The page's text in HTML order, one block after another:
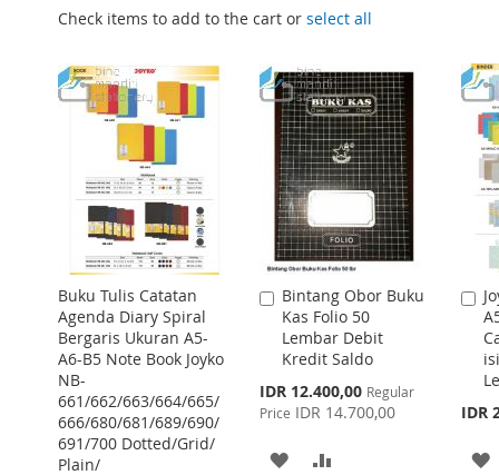
Check items to add to the cart or select all
Buku Tulis Catatan
Agenda Diary Spiral
Bergaris Ukuran A5-
A6-B5 Note Book Joyko
NB-
661/662/663/664/665/
666/680/681/689/690/
691/700 Dotted/Grid/
Plain/
Bintang Obor Buku
Kas Folio 50
Lembar Debit
Kredit Saldo
Special
Price
IDR 12.400,00 Regular
Price IDR 14.700,00
Add
to
Cart
ADD
IDR
to